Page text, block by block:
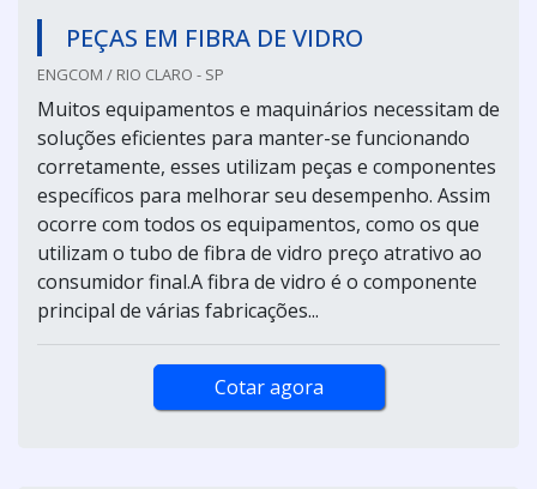
PEÇAS EM FIBRA DE VIDRO
ENGCOM / RIO CLARO - SP
Muitos equipamentos e maquinários necessitam de
soluções eficientes para manter-se funcionando
corretamente, esses utilizam peças e componentes
específicos para melhorar seu desempenho. Assim
ocorre com todos os equipamentos, como os que
utilizam o tubo de fibra de vidro preço atrativo ao
consumidor final.A fibra de vidro é o componente
principal de várias fabricações...
Cotar agora